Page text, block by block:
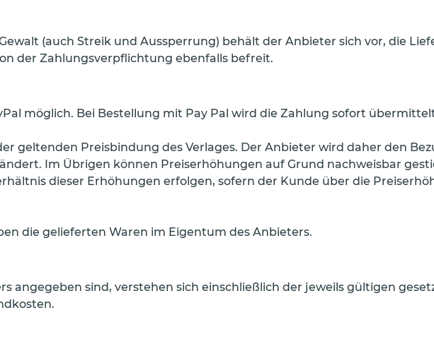
(auch Streik und Aussperrung) behält der Anbieter sich vor, die
der Zahlungsverpflichtung ebenfalls befreit.
möglich. Bei Bestellung mit Pay Pal wird die Zahlung sofort
geltenden Preisbindung des Verlages. Der Anbieter wird daher den
Im Übrigen können Preiserhöhungen auf Grund nachweisbar
dieser Erhöhungen erfolgen, sofern der Kunde über die
die gelieferten Waren im Eigentum des Anbieters.
angegeben sind, verstehen sich einschließlich der jeweils gültigen